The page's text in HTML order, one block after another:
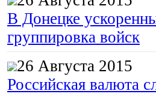
В Донецке
группировка войск
26 Августа 2015
Российская валюта